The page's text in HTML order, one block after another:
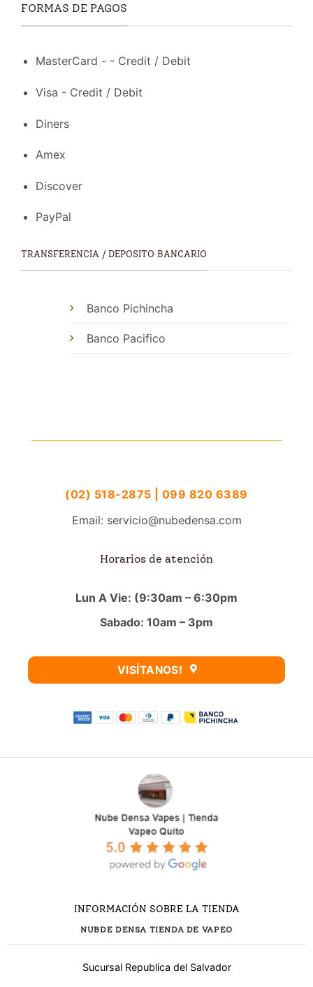
FORMAS DE PAGOS
MasterCard - - Credit / Debit
Visa - Credit / Debit
Diners
Amex
Discover
PayPal
TRANSFERENCIA / DEPOSITO BANCARIO
Banco Pichincha
Banco Pacifico
INFORMACIÓN SOBRE LA TIENDA
NUBDE DENSA TIENDA DE VAPEO
Sucursal Republica del Salvador
(02) 518-2875 | 099 820 6389
Email: servicio@nubedensa.com
Horarios de atención
Lun A Vie: (9:30am – 6:30pm
Sabado: 10am – 3pm
VISÍTANOS!